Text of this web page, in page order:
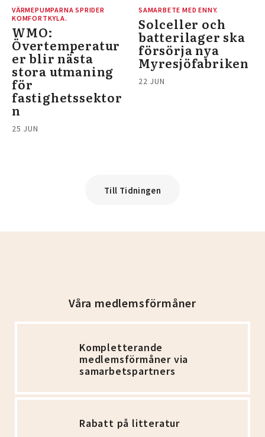
VÄRMEPUMPARNA SPRIDER
KOMFORTKYLA.
WMO:
Övertemperatur
er blir nästa
stora utmaning
för
fastighetssektor
n
25 JUN
SAMARBETE MED ENNY.
Solceller och
batterilager ska
försörja nya
Myresjöfabriken
22 JUN
Till Tidningen
Våra medlemsförmåner
Kompletterande
medlemsförmåner via
samarbetspartners
Rabatt på litteratur